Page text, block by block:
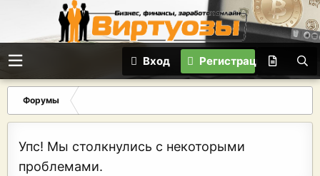
Вход Регистрация
Форумы
Упс! Мы столкнулись с некоторыми
проблемами.